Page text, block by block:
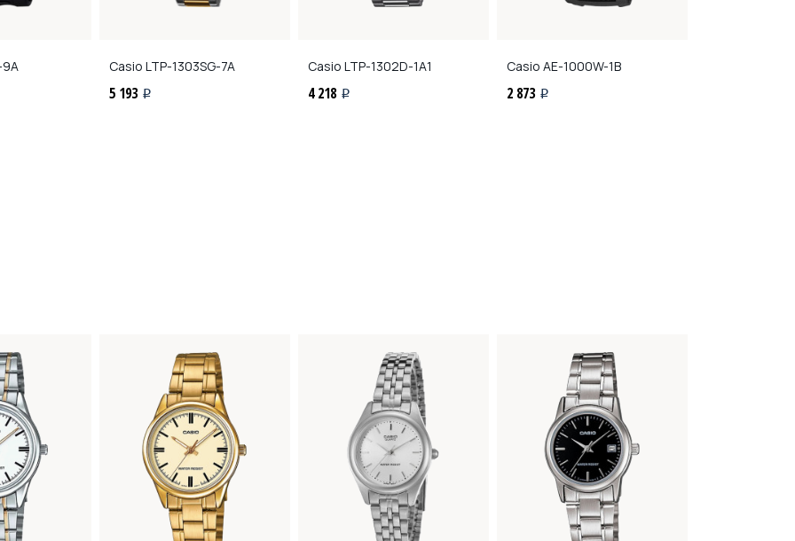
9A Casio LTP-1303SG-7A
5 193 i
Casio LTP-1302D-1A1
4 218 i
Casio AE-1000W-1B
2 873 i